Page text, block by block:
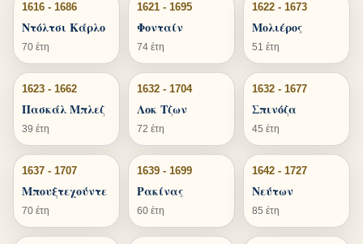
1616 - 1686
Ντόλτσι Κάρλο
70 έτη
1621 - 1695
Φονταίν
74 έτη
1622 - 1673
Μολιέρος
51 έτη
1623 - 1662
Πασκάλ Μπλεζ
39 έτη
1632 - 1704
Λοκ Τζων
72 έτη
1632 - 1677
Σπινόζα
45 έτη
1637 - 1707
Μπουξτεχούντε
70 έτη
1639 - 1699
Ρακίνας
60 έτη
1642 - 1727
Νεύτων
85 έτη